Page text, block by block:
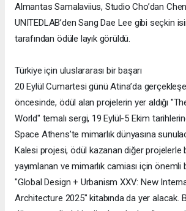
Almantas Samalaviius, Studio Cho’dan
UNITEDLAB’den Sang Dae Lee gibi seçkin
tarafından ödüle layık görüldü.
Türkiye için uluslararası bir başarı
20 Eylül Cumartesi günü Atina’da
öncesinde, ödül alan projelerin yer aldığı
World" temalı sergi, 19 Eylül-5 Ekim
Space Athens’te mimarlık dünyasına
Kalesi projesi, ödül kazanan diğer projelerle
yayımlanan ve mimarlık camiası için önemli
"Global Design + Urbanism XXV: New
Architecture 2025" kitabında da yer alacak.